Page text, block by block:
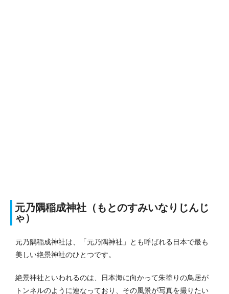
元乃隅稲成神社（もとのすみいなりじんじ
ゃ）
元乃隅稲成神社は、「元乃隅神社」とも呼ばれる日本で最も
美しい絶景神社のひとつです。
絶景神社といわれるのは、日本海に向かって朱塗りの鳥居が
トンネルのように連なっており、その風景が写真を撮りたい